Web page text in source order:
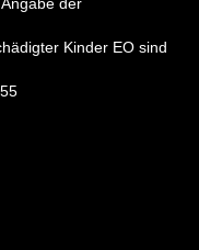
Kinder EO sind